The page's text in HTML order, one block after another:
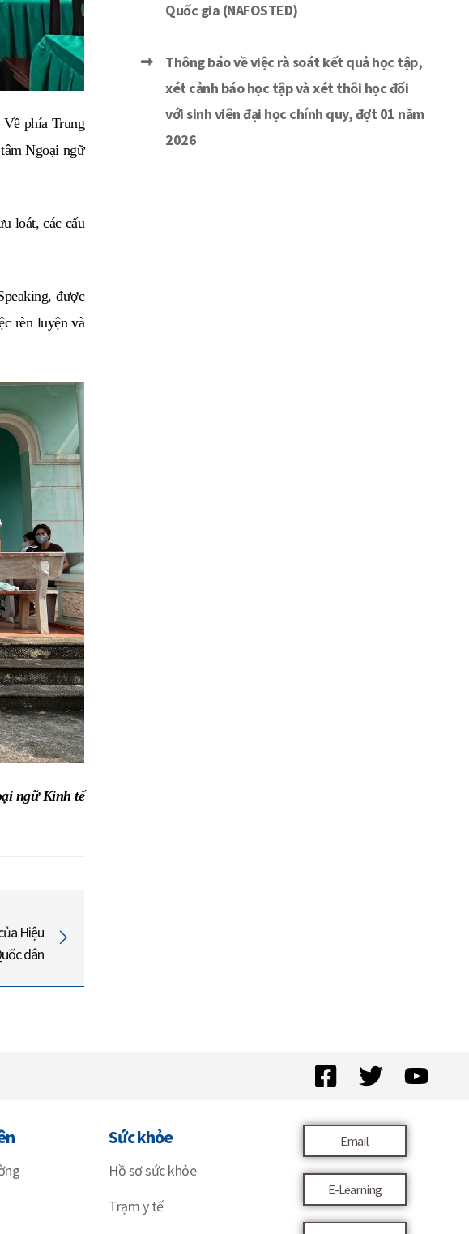
phía Trung
Ngoại ngữ
loát, các cấu
được
rèn luyện và
ngữ Kinh tế
Hiệu
dân
Quốc gia (NAFOSTED)
Thông báo về việc rà soát kết quả học tập,
xét cảnh báo học tập và xét thôi học đối
với sinh viên đại học chính quy, đợt 01 năm
2026
Sức khỏe
Hồ sơ sức khỏe
Trạm y tế
Email
E-Learning